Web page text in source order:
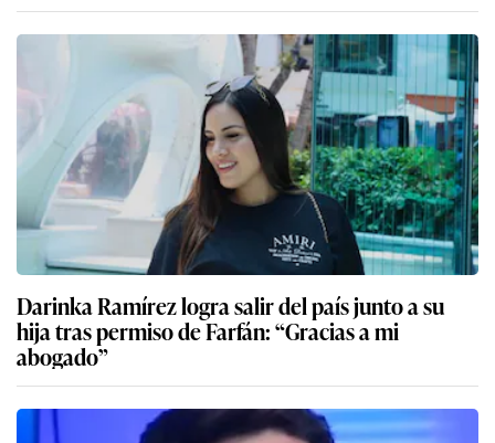
Darinka Ramírez logra salir del país junto a su
hija tras permiso de Farfán: “Gracias a mi
abogado”